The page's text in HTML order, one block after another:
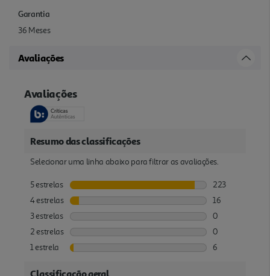
Garantia
36 Meses
Avaliações